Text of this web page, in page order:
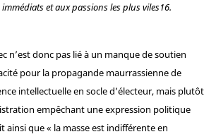
et aux passions les plus viles16.
n’est donc pas lié à un manque de soutien
pour la propagande maurrassienne de
intellectuelle en socle d’électeur, mais plutôt
empêchant une expression politique
ainsi que « la masse est indifférente en